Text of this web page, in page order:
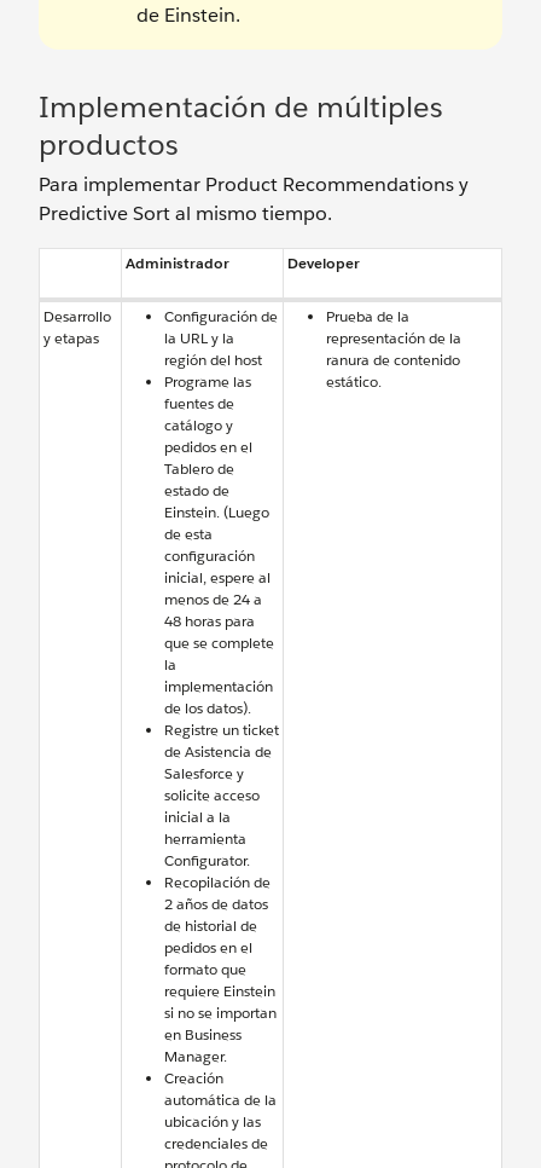
de Einstein.
Implementación de múltiples
productos
Para implementar Product Recommendations y
Predictive Sort al mismo tiempo.
Administrador Developer
Desarrollo
y etapas
Configuración de
la URL y la
región del host
Programe las
fuentes de
catálogo y
pedidos en el
Tablero de
estado de
Einstein. (Luego
de esta
configuración
inicial, espere al
menos de 24 a
48 horas para
que se complete
la
implementación
de los datos).
Registre un ticket
de Asistencia de
Salesforce y
solicite acceso
inicial a la
herramienta
Configurator.
Recopilación de
2 años de datos
de historial de
pedidos en el
formato que
requiere Einstein
si no se importan
en Business
Manager.
Creación
automática de la
ubicación y las
credenciales de
Prueba de la
representación de la
ranura de contenido
estático.